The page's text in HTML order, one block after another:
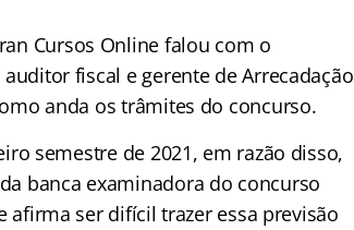
Cursos Online falou com o
auditor fiscal e gerente de Arrecadação
anda os trâmites do concurso.
semestre de 2021, em razão disso,
banca examinadora do concurso
afirma ser difícil trazer essa previsão